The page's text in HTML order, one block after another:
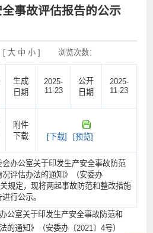
事故评估报告的公示
[ 大 中 小] 浏览次数：
生成
日期
2025-
11-23
公开
日期
2025-
11-23
附件
下载
[下载] [预览]
办公室关于印发生产安全事故防范
评估办法的通知》（安委办
关规定，现将两起事故防范和整改措施
行公示。
室关于印发生产安全事故防范和
的通知》（安委办〔2021〕4号）